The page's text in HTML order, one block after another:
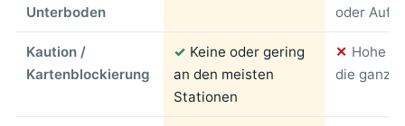
Unterboden
oder
Kaution /
Kartenblockierung
✓ Keine oder gering
an den meisten
Stationen
✕ Hohe
die ganze